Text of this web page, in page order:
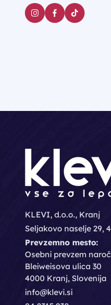
KLEVI, d.o.o., Kranj
Seljakovo naselje 29,
Prevzemno mesto:
Osebni prevzem
Bleiweisova ulica 30
4000 Kranj, Slovenija
info@klevi.si